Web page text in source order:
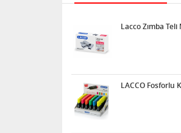
Lacco Zımba
LACCO Fosforlu